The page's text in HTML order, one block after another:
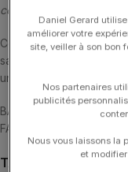
corps, ainsi que par le
Cette collection
sans griffe, ni serti, au
un symbole de chance.
BAGUE OR JAUNE 18
FACETTÉE (6,6 CARATS)
TAILLE DE DOIGT
Daniel Gerard
améliorer votre
site, veiller à son bon
Nos partenaires
publicités
Nous vous laissons la
et